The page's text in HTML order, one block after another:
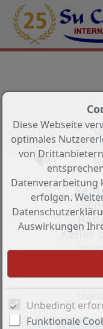
Keller
in
Diese Webseite
optimales
von
Datenverarbeitung
erfolgen.
Auswirkungen
Unbedingt
Funktionale